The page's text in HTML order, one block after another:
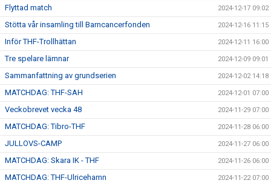
Flyttad match 2024-12-17 09:02
Stötta vår insamling till Barncancerfonden 2024-12-16 11:15
Inför THF-Trollhättan 2024-12-11 16:00
Tre spelare lämnar 2024-12-09 09:01
Sammanfattning av grundserien 2024-12-02 14:18
MATCHDAG: THF-SAH 2024-12-01 07:00
Veckobrevet vecka 48 2024-11-29 07:00
MATCHDAG: Tibro-THF 2024-11-28 06:00
JULLOVS-CAMP 2024-11-27 06:00
MATCHDAG: Skara IK - THF 2024-11-26 06:00
MATCHDAG: THF-Ulricehamn 2024-11-22 07:00